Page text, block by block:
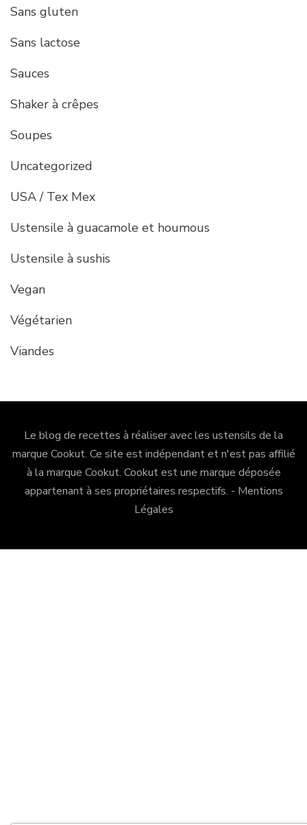
Sans gluten
Sans lactose
Sauces
Shaker à crêpes
Soupes
Uncategorized
USA / Tex Mex
Ustensile à guacamole et houmous
Ustensile à sushis
Vegan
Végétarien
Viandes
Le blog de recettes à réaliser avec les ustensils de la
marque Cookut. Ce site est indépendant et n'est pas affilié
à la marque Cookut. Cookutest une marque déposée
appartenant à ses propriétaires respectifs. - Mentions
Légales